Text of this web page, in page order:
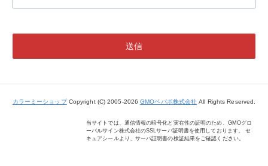
カラーミーショップCopyright (C) 2005-2026GMOペパボ株式会社 All Rights Reserved.
当サイトでは、通信情報の暗号化と実在性の証明のため、GMOグロ
ーバルサイン株式会社のSSLサーバ証明書を使用しております。 セ
キュアシールより、サーバ証明書の検証結果をご確認ください。